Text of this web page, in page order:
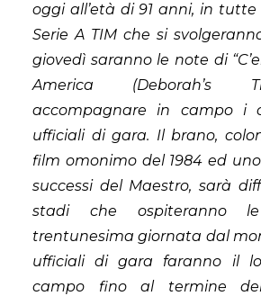
oggi all’età di 91 anni, in
Serie A TIM che si
giovedì saranno le note di
America (Deborah’s
accompagnare in campo i
ufficiali di gara. Il brano,
film omonimo del 1984 ed
successi del Maestro, sarà
stadi che ospiteranno
trentunesima giornata dal
ufficiali di gara faranno il
campo fino al termine